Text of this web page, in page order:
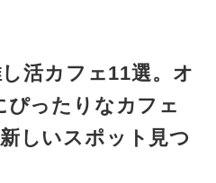
し活カフェ11選。オ
ぴったりなカフェ
しいスポット見つ